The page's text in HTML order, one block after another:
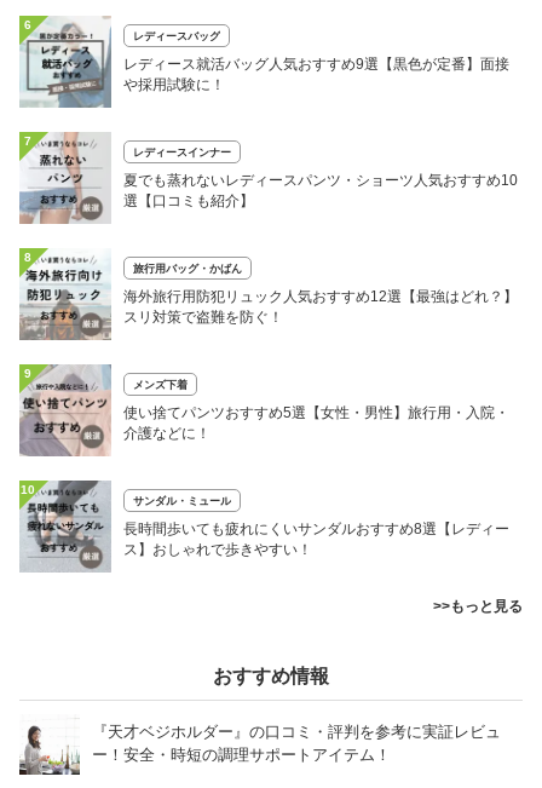
6
レディースバッグ
レディース就活バッグ人気おすすめ9選【黒色が定番】面接
や採用試験に！
7
レディースインナー
夏でも蒸れないレディースパンツ・ショーツ人気おすすめ10
選【口コミも紹介】
8
旅行用バッグ・かばん
海外旅行用防犯リュック人気おすすめ12選【最強はどれ？】
スリ対策で盗難を防ぐ！
9
メンズ下着
使い捨てパンツおすすめ5選【女性・男性】旅行用・入院・
介護などに！
10
サンダル・ミュール
長時間歩いても疲れにくいサンダルおすすめ8選【レディー
ス】おしゃれで歩きやすい！
>>もっと見る
おすすめ情報
『天才ベジホルダー』の口コミ・評判を参考に実証レビュ
ー！安全・時短の調理サポートアイテム！